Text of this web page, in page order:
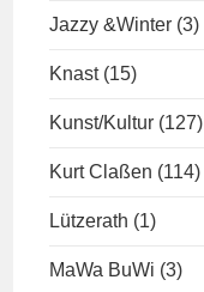
Jazzy &Winter (3)
Knast (15)
Kunst/Kultur (127)
Kurt Claßen (114)
Lützerath (1)
MaWa BuWi (3)